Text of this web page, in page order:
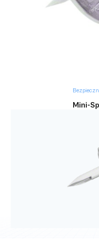
Bezpieczna linia
Adapter do
Mini-